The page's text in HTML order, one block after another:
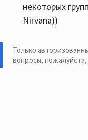
некоторых
Nirvana))
Только
вопросы, пожалуйста,